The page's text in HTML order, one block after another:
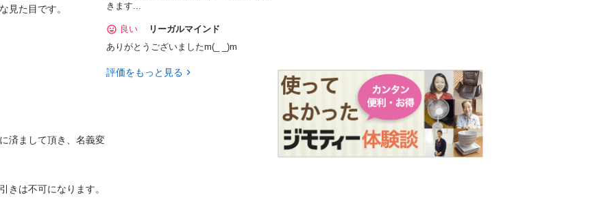
見た目です。
済まして頂き、名義変
きは不可になります。
きます...
良い
リーガルマインド
ありがとうございましたm(_ _)m
評価をもっと見る